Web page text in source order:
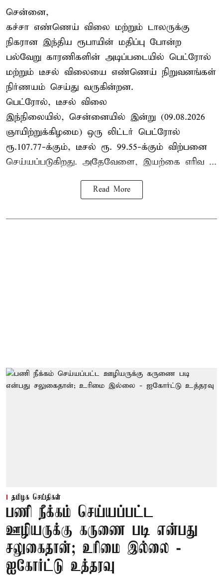
சென்னை,
கச்சா எண்ணெய் விலை மற்றும் டாலருக்கு
நிகரான இந்திய ரூபாயின் மதிப்பு போன்ற
பல்வேறு காரணிகளின் அடிப்படையில் பெட்ரோல்
மற்றும் டீசல் விலையை எண்ணெய் நிறுவனங்கள்
நிர்ணயம் செய்து வருகின்றன.
பெட்ரோல், டீசல் விலை
இந்நிலையில், சென்னையில் இன்று (09.08.2026
ஞாயிற்றுக்கிழமை) ஒரு லிட்டர் பெட்ரோல்
ரூ.107.77-க்கும், டீசல் ரூ. 99.55-க்கும் விற்பனை
செய்யப்படுகிறது. அதேவேளை, இயற்கை எரிவ ...
Read More
தமிழக செய்திகள்
பணி நீக்கம் செய்யப்பட்ட
ஊழியருக்கு கருணை படி என்பது
சலுகைதான்; உரிமை இல்லை -
ஐகோர்ட்டு உத்தரவு